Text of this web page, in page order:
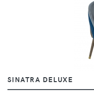
SINATRA DELUXE